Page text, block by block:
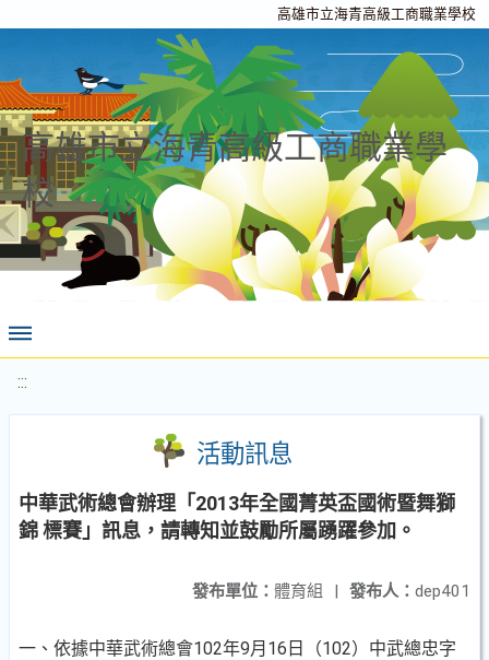
高雄市立海青高級工商職業學校
高雄市立海青高級工商職業學
校
:::
活動訊息
中華武術總會辦理「2013年全國菁英盃國術暨舞獅
錦 標賽」訊息，請轉知並鼓勵所屬踴躍參加。
發布人： dep401
發布單位： 體育組 |
一、依據中華武術總會102年9月16日（102）中武總忠字